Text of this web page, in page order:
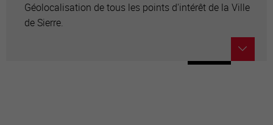
Géolocalisation de tous les points d'intérêt de la Ville
de Sierre.